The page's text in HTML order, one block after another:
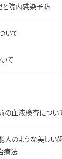
院内感染予防
いて
て
の血液検査につい
人のような美しい
療法